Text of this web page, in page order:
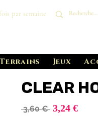
par semaine
Jeux
CLEAR
3,60 € Prix
3,24 €Prix